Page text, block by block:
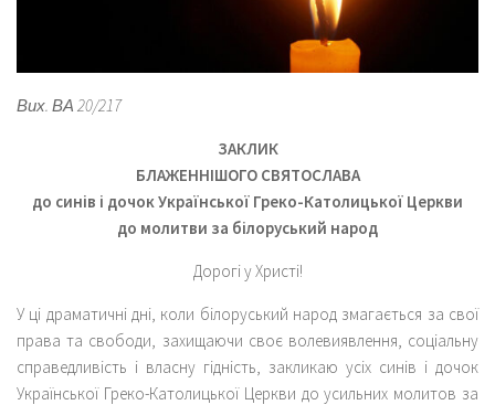
Вих. ВА 20/217
ЗАКЛИК
БЛАЖЕННІШОГО СВЯТОСЛАВА
до синів і дочок Української Греко-Католицької Церкви
до молитви за білоруський народ
Дорогі у Христі!
У ці драматичні дні, коли білоруський народ змагається за свої
права та свободи, захищаючи своє волевиявлення, соціальну
справедливість і власну гідність, закликаю усіх синів і дочок
Української Греко-Католицької Церкви до усильних молитов за